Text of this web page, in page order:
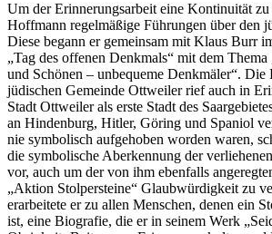
Um der Erinnerungsarbeit eine Kontinuität
Hoffmann regelmäßige Führungen über den
Diese begann er gemeinsam mit Klaus Burr
„Tag des offenen Denkmals“ mit dem Thema
und Schönen – unbequeme Denkmäler“. Die
jüdischen Gemeinde Ottweiler rief auch in
Stadt Ottweiler als erste Stadt des
an Hindenburg, Hitler, Göring und Spaniol
nie symbolisch aufgehoben worden waren,
die symbolische Aberkennung der
vor, auch um der von ihm ebenfalls
„Aktion Stolpersteine“ Glaubwürdigkeit zu
erarbeitete er zu allen Menschen, denen ein
ist, eine Biografie, die er in seinem Werk